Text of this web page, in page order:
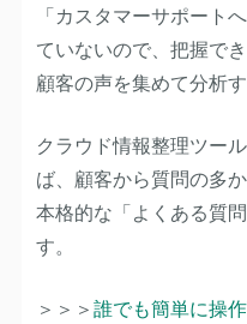
「カスタマーサポート
ていないので、把握で
顧客の声を集めて分析
クラウド情報整理ツー
ば、顧客から質問の多
本格的な「よくある質
す。
＞＞＞誰でも簡単に操